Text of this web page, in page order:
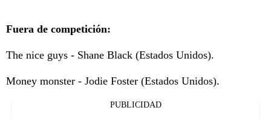
Fuera de competición:
The nice guys - Shane Black (Estados Unidos).
Money monster - Jodie Foster (Estados Unidos).
PUBLICIDAD